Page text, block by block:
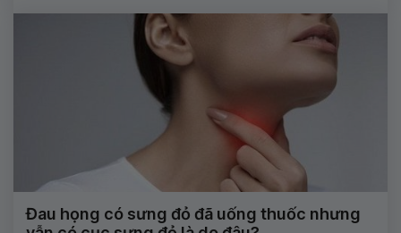
Đau họng có sưng đỏ đã uống thuốc nhưng